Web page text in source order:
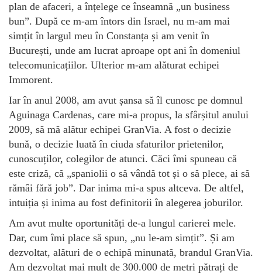
plan de afaceri, a înțelege ce înseamnă „un business
bun”. După ce m-am întors din Israel, nu m-am mai
simțit în largul meu în Constanța și am venit în
București, unde am lucrat aproape opt ani în domeniul
telecomunicațiilor. Ulterior m-am alăturat echipei
Immorent.
Iar în anul 2008, am avut șansa să îl cunosc pe domnul
Aguinaga Cardenas, care mi-a propus, la sfârșitul anului
2009, să mă alătur echipei GranVia. A fost o decizie
bună, o decizie luată în ciuda sfaturilor prietenilor,
cunoscuților, colegilor de atunci. Căci îmi spuneau că
este criză, că „spaniolii o să vândă tot și o să plece, ai să
rămâi fără job”. Dar inima mi-a spus altceva. De altfel,
intuiția și inima au fost definitorii în alegerea joburilor.
Am avut multe oportunități de-a lungul carierei mele.
Dar, cum îmi place să spun, „nu le-am simțit”. Și am
dezvoltat, alături de o echipă minunată, brandul GranVia.
Am dezvoltat mai mult de 300.000 de metri pătrați de